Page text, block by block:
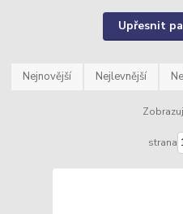
Upřesnit
Nejnovější Nejlevnější
strana